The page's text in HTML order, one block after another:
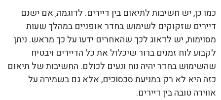
כמו כן, יש חשיבות לתיאום בין דיירים. לדוגמה, אם ישנם
דיירים שזקוקים לשימוש בחדר אופניים במהלך שעות
מסוימות, יש לדאוג לכך שהאחרים ידעו על כך מראש. ניתן
לקבוע לוח זמנים ברור שיכלול את כל הדיירים ויבטיח
שהשימוש בחדר יהיה נוח ונעים לכולם. החשיבות של תיאום
כזה היא לא רק במניעת סכסוכים, אלא גם בשמירה על
אווירה טובה בין דיירים.